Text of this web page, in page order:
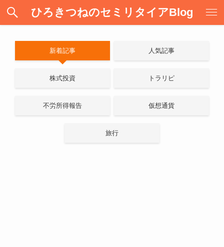
ひろきつねのセミリタイアBlog
新着記事 人気記事
株式投資 トラリピ
不労所得報告 仮想通貨
旅行